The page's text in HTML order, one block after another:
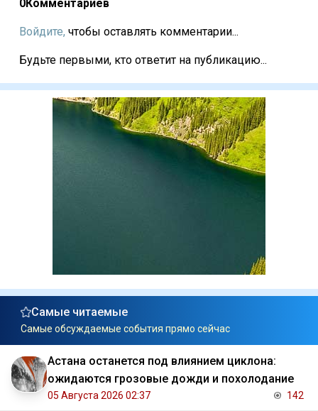
0Комментариев
Войдите, чтобы оставлять комментарии...
Будьте первыми, кто ответит на публикацию...
Самые читаемые
Самые обсуждаемые события прямо сейчас
Астана останется под влиянием циклона:
ожидаются грозовые дожди и похолодание
05 Августа 2026 02:37 142